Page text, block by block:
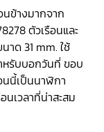
นข้างมากจาก
ตัวเรือนและ
าด 31 mm. ใช้
หรับบอกวันที่ ขอบ
นนี้เป็นนาฬิกา
นเวลาที่น่าสะสม